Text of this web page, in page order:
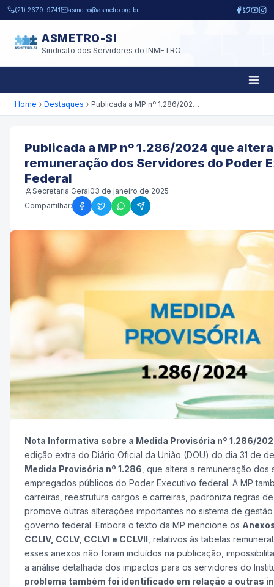
Pular para o conteúdo principal
(21) 2679-9741 asmetro@asmetro.org.br
ASMETRO-SI
Sindicato dos Servidores do INMETRO
Home Destaques Publicada a MP nº 1.286/2024 que altera a remuneração dos Servidores do Poder Executivo Federal
Publicada a MP nº 1.286/2024 que
remuneração dos Servidores do Poder
Federal
Secretaria Geral03 de janeiro de 2025
Compartilhar:
Nota Informativa sobre a Medida Provisória nº 1.286/
edição extra do Diário Oficial da União (DOU) do dia 31 de
Medida Provisória nº 1.286 , que altera a remuneração
empregados públicos do Poder Executivo federal. A MP
carreiras, reestrutura cargos e carreiras, padroniza regras
promove outras alterações importantes no sistema de
governo federal. Embora o texto da MP mencione os
CCLIV, CCLV, CCLVI e CCLVII , relativos às tabelas
esses anexos não foram incluídos na publicação,
a análise detalhada dos impactos para os servidores do
problema também foi identificado em relação a outras